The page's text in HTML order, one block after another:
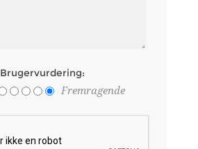
Brugervurdering:
Fremragende